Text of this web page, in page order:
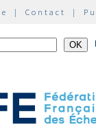
| Contact |